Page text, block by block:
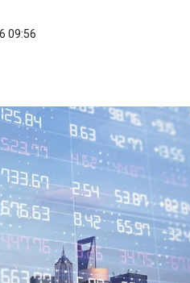
09:56